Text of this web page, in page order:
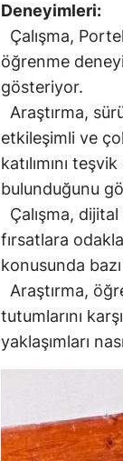
Deneyimleri:
Çalışma,
öğrenme
gösteriyor.
Araştırma,
etkileşimli ve
katılımını
bulunduğunu
Çalışma,
fırsatlara
konusunda
Araştırma,
tutumlarını
yaklaşımları